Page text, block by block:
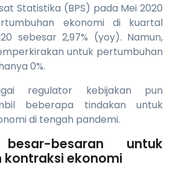
Statistika (BPS) pada Mei 2020
ekonomi di kuartal
sebesar 2,97% (yoy). Namun,
untuk pertumbuhan
0%.
regulator kebijakan pun
beberapa tindakan untuk
di tengah pandemi.
besaran untuk
ekonomi